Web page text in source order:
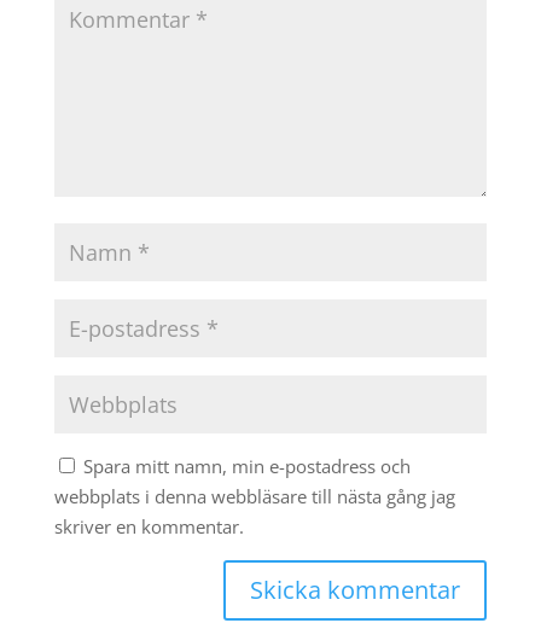
Spara mitt namn, min e-postadress och
webbplats i denna webbläsare till nästa gång jag
skriver en kommentar.